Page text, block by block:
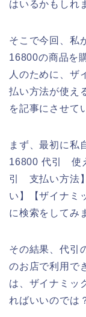
はいるかもしれ
そこで今回、私
16800の商品を
人のために、ザ
払い方法が使え
を記事にさせて
まず、最初に私
16800 代引 使
引 支払い方法
い】【ザイナミ
に検索をしてみ
その結果、代引
のお店で利用で
は、ザイナミッ
ればいいのでは